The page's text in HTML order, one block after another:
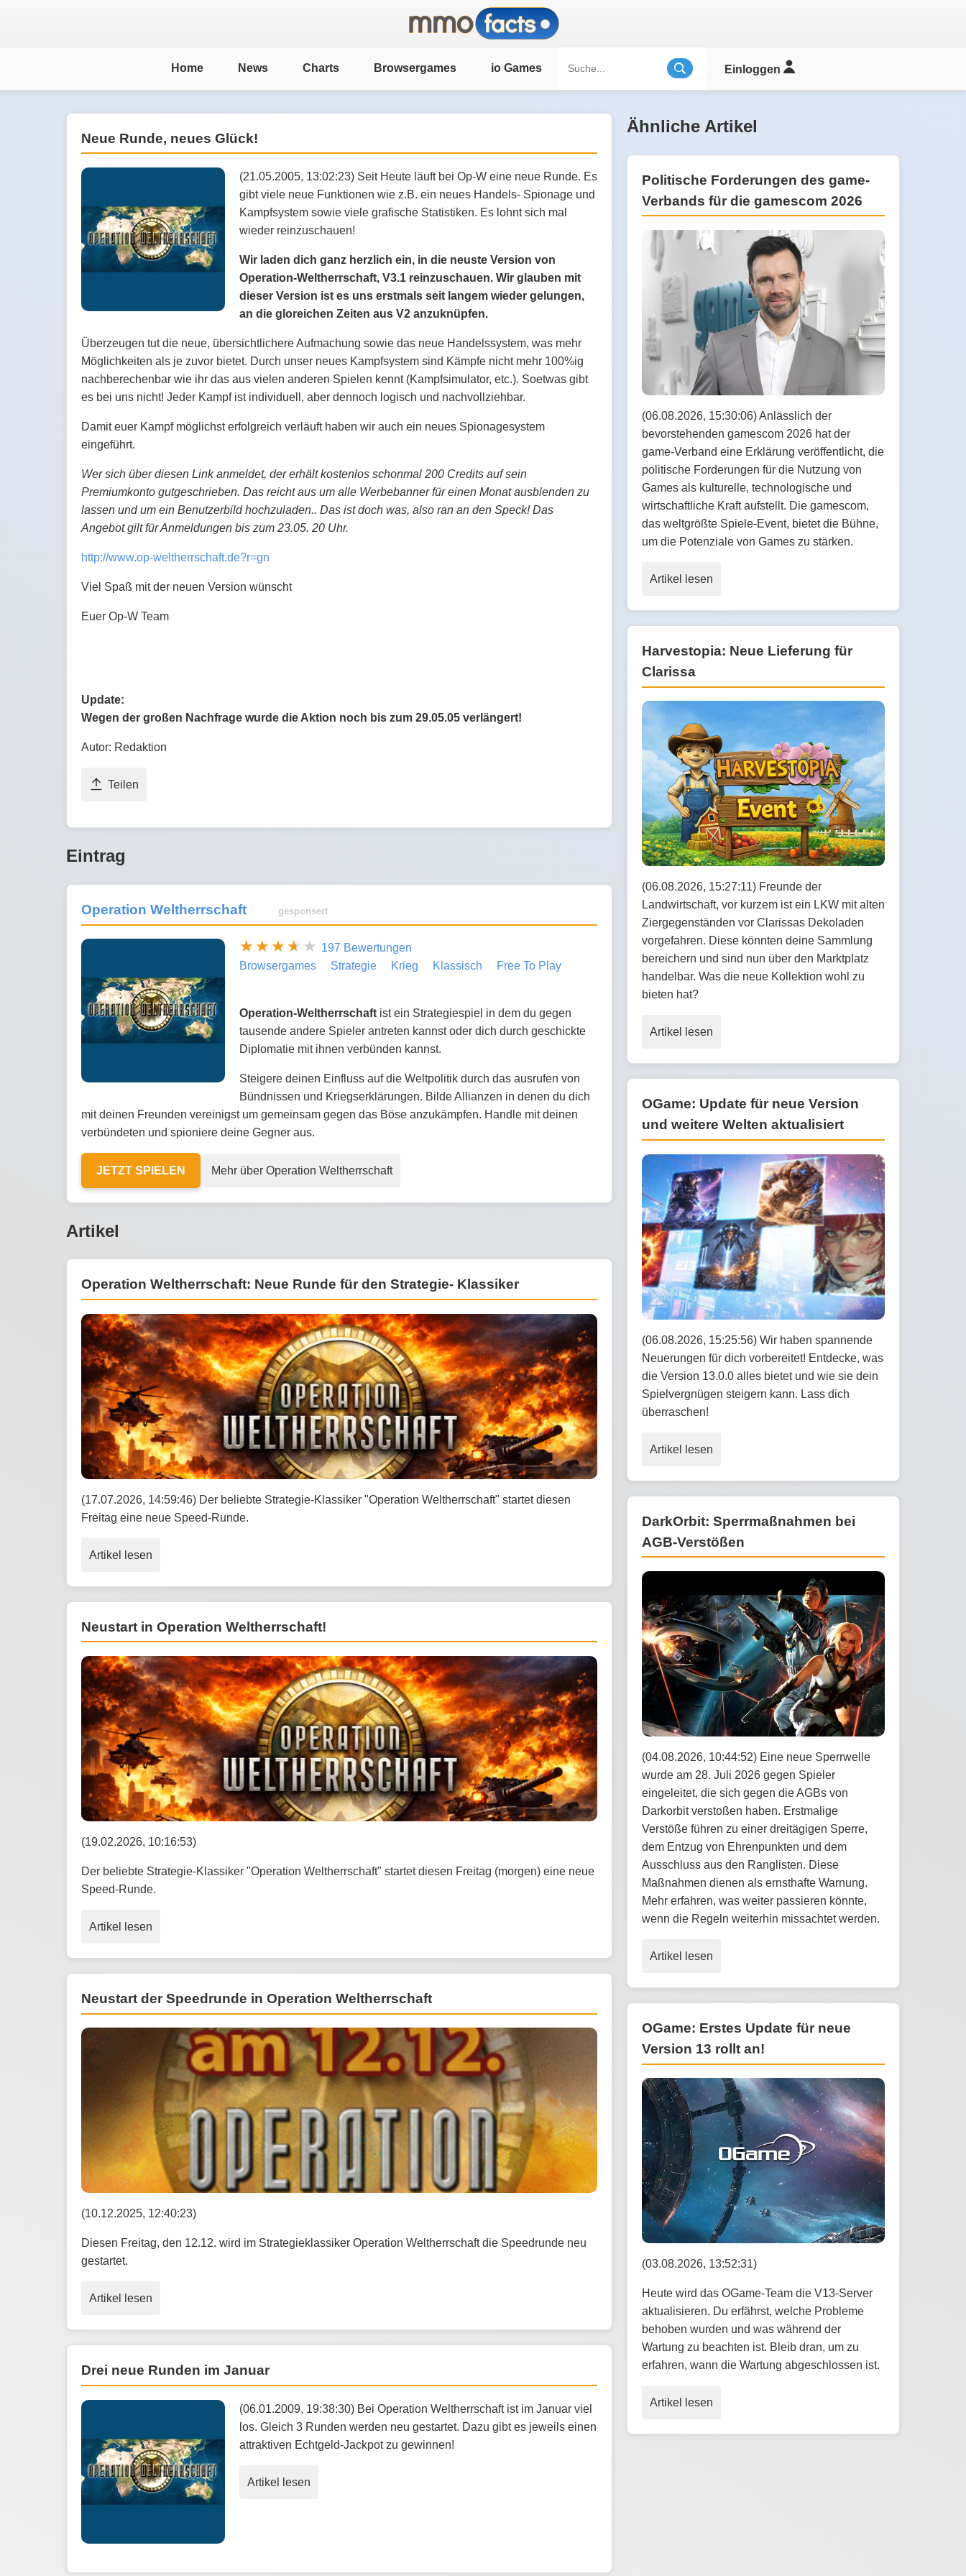
Home News Charts Browsergames io Games Einloggen
Neue Runde, neues Glück!
(21.05.2005, 13:02:23) Seit Heute läuft bei Op-W eine neue Runde. Es
gibt viele neue Funktionen wie z.B. ein neues Handels- Spionage und
Kampfsystem sowie viele grafische Statistiken. Es lohnt sich mal
wieder reinzuschauen!
Wir laden dich ganz herzlich ein, in die neuste Version von
Operation-Weltherrschaft, V3.1 reinzuschauen. Wir glauben mit
dieser Version ist es uns erstmals seit langem wieder gelungen,
an die gloreichen Zeiten aus V2 anzuknüpfen.
Überzeugen tut die neue, übersichtlichere Aufmachung sowie das neue Handelssystem, was mehr
Möglichkeiten als je zuvor bietet. Durch unser neues Kampfsystem sind Kämpfe nicht mehr 100%ig
nachberechenbar wie ihr das aus vielen anderen Spielen kennt (Kampfsimulator, etc.). Soetwas gibt
es bei uns nicht! Jeder Kampf ist individuell, aber dennoch logisch und nachvollziehbar.
Damit euer Kampf möglichst erfolgreich verläuft haben wir auch ein neues Spionagesystem
eingeführt.
Wer sich über diesen Link anmeldet, der erhält kostenlos schonmal 200 Credits auf sein
Premiumkonto gutgeschrieben. Das reicht aus um alle Werbebanner für einen Monat ausblenden zu
lassen und um ein Benutzerbild hochzuladen.. Das ist doch was, also ran an den Speck! Das
Angebot gilt für Anmeldungen bis zum 23.05. 20 Uhr.
http://www.op-weltherrschaft.de?r=gn
Viel Spaß mit der neuen Version wünscht
Euer Op-W Team
Update:
Wegen der großen Nachfrage wurde die Aktion noch bis zum 29.05.05 verlängert!
Autor: Redaktion
Teilen
Eintrag
Operation Weltherrschaft gesponsert
197 Bewertungen
Browsergames
Strategie Krieg Klassisch Free To Play
Operation-Weltherrschaft ist ein Strategiespiel in dem du gegen
tausende andere Spieler antreten kannst oder dich durch geschickte
Diplomatie mit ihnen verbünden kannst.
Steigere deinen Einfluss auf die Weltpolitik durch das ausrufen von
Bündnissen und Kriegserklärungen. Bilde Allianzen in denen du dich
mit deinen Freunden vereinigst um gemeinsam gegen das Böse anzukämpfen. Handle mit deinen
verbündeten und spioniere deine Gegner aus.
JETZT SPIELEN Mehr über Operation Weltherrschaft
Artikel
Operation Weltherrschaft: Neue Runde für den Strategie- Klassiker
(17.07.2026, 14:59:46) Der beliebte Strategie-Klassiker "Operation Weltherrschaft" startet diesen
Freitag eine neue Speed-Runde.
Artikel lesen
Neustart in Operation Weltherrschaft!
(19.02.2026, 10:16:53)
Der beliebte Strategie-Klassiker "Operation Weltherrschaft" startet diesen Freitag (morgen) eine neue
Speed-Runde.
Artikel lesen
Neustart der Speedrunde in Operation Weltherrschaft
(10.12.2025, 12:40:23)
Diesen Freitag, den 12.12. wird im Strategieklassiker Operation Weltherrschaft die Speedrunde neu
gestartet.
Artikel lesen
Drei neue Runden im Januar
(06.01.2009, 19:38:30) Bei Operation Weltherrschaft ist im Januar viel
los. Gleich 3 Runden werden neu gestartet. Dazu gibt es jeweils einen
attraktiven Echtgeld-Jackpot zu gewinnen!
Artikel lesen
Ähnliche Artikel
Politische Forderungen des game-
Verbands für die gamescom 2026
(06.08.2026, 15:30:06) Anlässlich der
bevorstehenden gamescom 2026 hat der
game-Verband eine Erklärung veröffentlicht, die
politische Forderungen für die Nutzung von
Games als kulturelle, technologische und
wirtschaftliche Kraft aufstellt. Die gamescom,
das weltgrößte Spiele-Event, bietet die Bühne,
um die Potenziale von Games zu stärken.
Artikel lesen
Harvestopia: Neue Lieferung für
Clarissa
(06.08.2026, 15:27:11) Freunde der
Landwirtschaft, vor kurzem ist ein LKW mit alten
Ziergegenständen vor Clarissas Dekoladen
vorgefahren. Diese könnten deine Sammlung
bereichern und sind nun über den Marktplatz
handelbar. Was die neue Kollektion wohl zu
bieten hat?
Artikel lesen
OGame: Update für neue Version
und weitere Welten aktualisiert
(06.08.2026, 15:25:56) Wir haben spannende
Neuerungen für dich vorbereitet! Entdecke, was
die Version 13.0.0 alles bietet und wie sie dein
Spielvergnügen steigern kann. Lass dich
überraschen!
Artikel lesen
DarkOrbit: Sperrmaßnahmen bei
AGB-Verstößen
(04.08.2026, 10:44:52) Eine neue Sperrwelle
wurde am 28. Juli 2026 gegen Spieler
eingeleitet, die sich gegen die AGBs von
Darkorbit verstoßen haben. Erstmalige
Verstöße führen zu einer dreitägigen Sperre,
dem Entzug von Ehrenpunkten und dem
Ausschluss aus den Ranglisten. Diese
Maßnahmen dienen als ernsthafte Warnung.
Mehr erfahren, was weiter passieren könnte,
wenn die Regeln weiterhin missachtet werden.
Artikel lesen
OGame: Erstes Update für neue
Version 13 rollt an!
(03.08.2026, 13:52:31)
Heute wird das OGame-Team die V13-Server
aktualisieren. Du erfährst, welche Probleme
behoben wurden und was während der
Wartung zu beachten ist. Bleib dran, um zu
erfahren, wann die Wartung abgeschlossen ist.
Artikel lesen